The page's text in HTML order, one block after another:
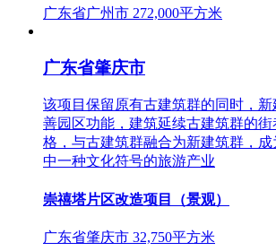
广东省广州市 272,000平方米
广东省肇庆市
该项目保留原有古建筑群的同时，
善园区功能，建筑延续古建筑群的
格，与古建筑群融合为新建筑群，
中一种文化符号的旅游产业
崇禧塔片区改造项目（景观）
广东省肇庆市 32,750平方米